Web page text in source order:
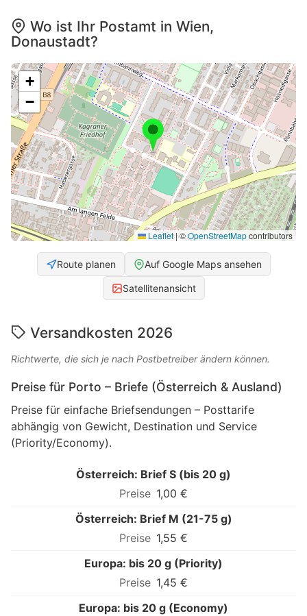
Wo ist Ihr Postamt in Wien,
Donaustadt?
+
−
Leaflet|©OpenStreetMapcontributors
Route planen Auf Google Maps ansehen
Satellitenansicht
Versandkosten 2026
Richtwerte, die sich je nach Postbetreiber ändern können.
Preise für Porto – Briefe (Österreich & Ausland)
Preise für einfache Briefsendungen – Posttarife
abhängig von Gewicht, Destination und Service
(Priority/Economy).
Österreich: Brief S (bis 20 g)
1,00 €
Österreich: Brief M (21-75 g)
1,55 €
Europa: bis 20 g (Priority)
1,45 €
Europa: bis 20 g (Economy)